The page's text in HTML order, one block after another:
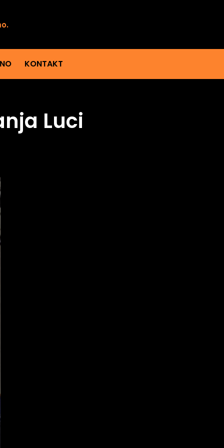
KONTAKT
Luci